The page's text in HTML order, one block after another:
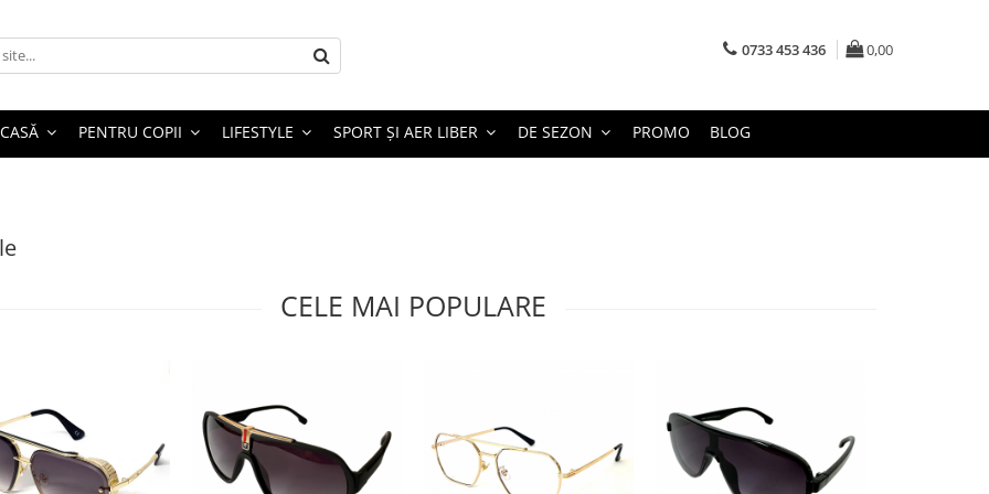
0733 453 436 0,00
PENTRU COPII LIFESTYLE SPORT ȘI AER LIBER DE SEZON PROMO BLOG
CELE MAI POPULARE